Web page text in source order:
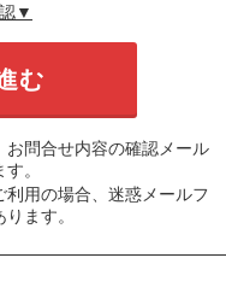
▼
問合せ内容の確認メール
。
用の場合、迷惑メールフ
ます。